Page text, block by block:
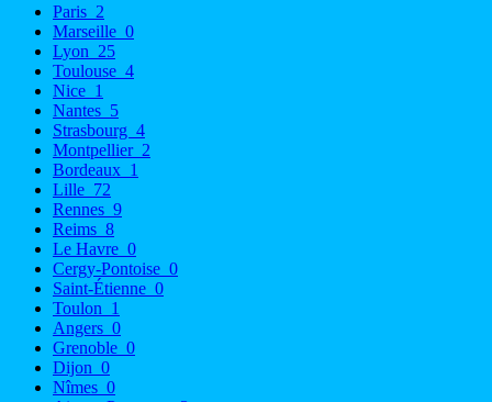
Paris 2
Marseille 0
Lyon 25
Toulouse 4
Nice 1
Nantes 5
Strasbourg 4
Montpellier 2
Bordeaux 1
Lille 72
Rennes 9
Reims 8
Le Havre 0
Cergy-Pontoise 0
Saint-Étienne 0
Toulon 1
Angers 0
Grenoble 0
Dijon 0
Nîmes 0